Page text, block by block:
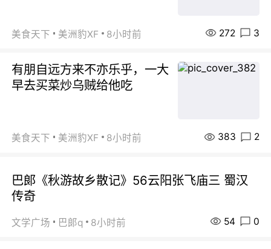
美食天下 美洲豹XF 8小时前 272 3
有朋自远方来不亦乐乎，一大
早去买菜炒乌贼给他吃
美食天下 美洲豹XF 8小时前 383 2
巴郞《秋游故乡散记》56云阳张飞庙三 蜀汉
传奇
文学广场 巴郞q 8小时前 54 0